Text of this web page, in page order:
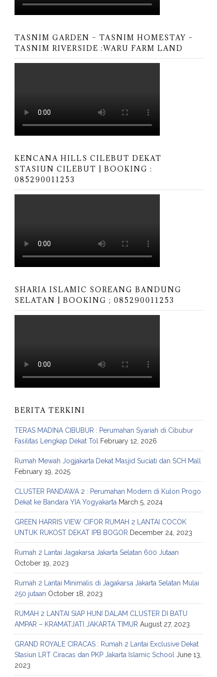
TASNIM GARDEN – TASNIM HOMESTAY –
TASNIM RIVERSIDE :WARU FARM LAND
KENCANA HILLS CILEBUT DEKAT
STASIUN CILEBUT | BOOKING :
085290011253
SHARIA ISLAMIC SOREANG BANDUNG
SELATAN | BOOKING ; 085290011253
BERITA TERKINI
TERAS MADINA CIBUBUR : Perumahan Syariah di Cibubur
Fasilitas Lengkap Dekat Tol February 12, 2026
Rumah Mewah Jogjakarta Dekat Masjid Suciati dan SCH Mall
February 19, 2025
CLUSTER PANDAWA 2 : Perumahan Modern di Kulon Progo
Dekat ke Bandara YIA Yogyakarta March 5, 2024
GREEN HARRIS VIEW CIFOR RUMAH 2 LANTAI COCOK
UNTUK RUKOST DEKAT IPB BOGOR December 24, 2023
Rumah 2 Lantai Jagakarsa Jakarta Selatan 600 Jutaan
October 19, 2023
Rumah 2 Lantai Minimalis di Jagakarsa Jakarta Selatan Mulai
250 jutaan October 18, 2023
RUMAH 2 LANTAI SIAP HUNI DALAM CLUSTER DI BATU
AMPAR – KRAMATJATI JAKARTA TIMUR August 27, 2023
GRAND ROYALE CIRACAS : Rumah 2 Lantai Exclusive Dekat
Stasiun LRT Ciracas dan PKP Jakarta Islamic School June 13,
2023